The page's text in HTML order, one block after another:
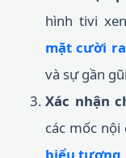
hình tivi
mặt cười
và sự gần
Xác nhận
các mốc